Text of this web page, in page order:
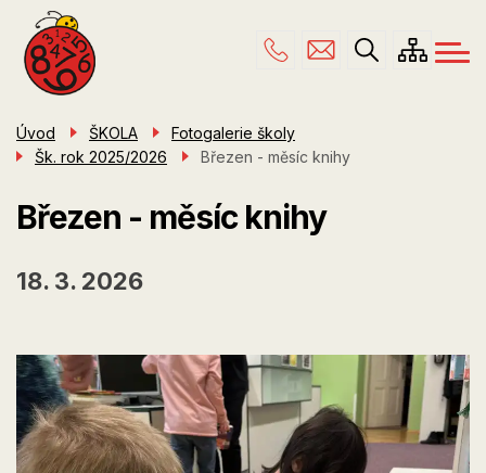
hlavnímu
obsahu
Menu
navigace
ŠKOLA
PRO RODIČE
ÚŘEDNÍ DESKA
KONTAKTY
Úvod ŠKOLA
Fotogalerie školy
Šk. rok 2025/2026
Březen - měsíc knihy
Březen - měsíc knihy
18. 3. 2026